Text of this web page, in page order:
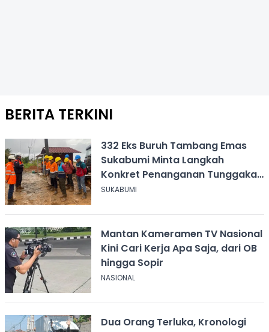
BERITA TERKINI
332 Eks Buruh Tambang Emas
Sukabumi Minta Langkah
Konkret Penanganan Tunggakan
Gaji Rp8,4 Miliar
SUKABUMI
Mantan Kameramen TV Nasional
Kini Cari Kerja Apa Saja, dari OB
hingga Sopir
NASIONAL
Dua Orang Terluka, Kronologi